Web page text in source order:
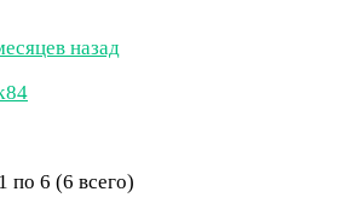
назад
по 6 (6 всего)